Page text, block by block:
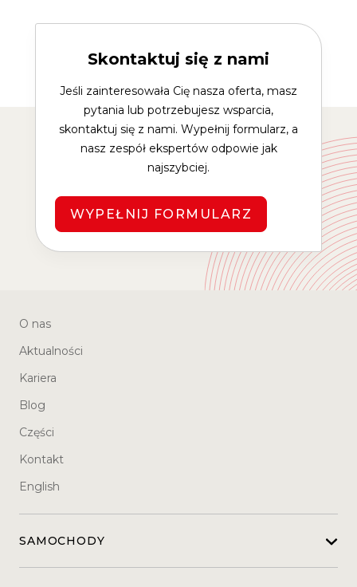
Skontaktuj się z nami
Jeśli zainteresowała Cię nasza oferta, masz
pytania lub potrzebujesz wsparcia,
skontaktuj się z nami. Wypełnij formularz, a
nasz zespół ekspertów odpowie jak
najszybciej.
WYPEŁNIJ FORMULARZ
O nas
Aktualności
Kariera
Blog
Części
Kontakt
English
SAMOCHODY